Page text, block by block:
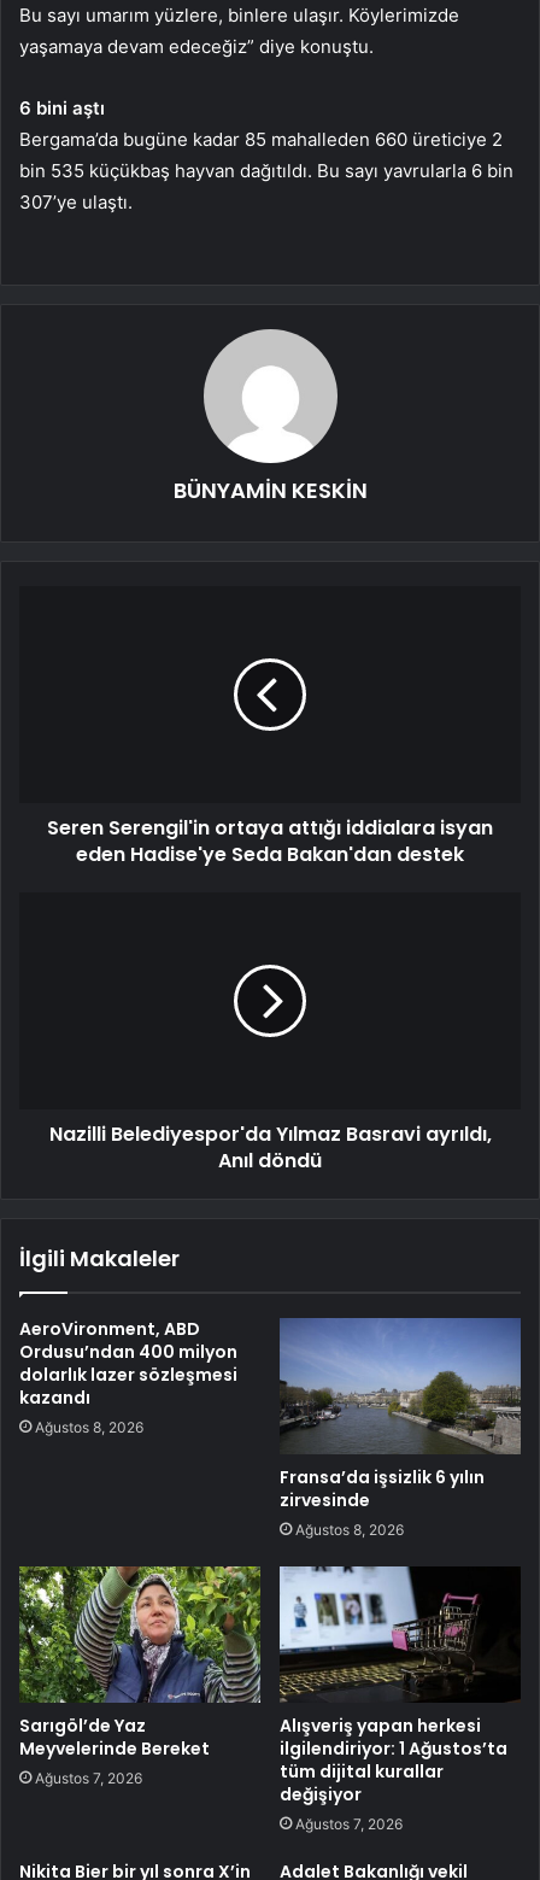
Bu sayı umarım yüzlere, binlere ulaşır. Köylerimizde
yaşamaya devam edeceğiz” diye konuştu.
6 bini aştı
Bergama’da bugüne kadar 85 mahalleden 660 üreticiye 2
bin 535 küçükbaş hayvan dağıtıldı. Bu sayı yavrularla 6 bin
307’ye ulaştı.
BÜNYAMİN KESKİN
Seren Serengil'in ortaya attığı iddialara isyan
eden Hadise'ye Seda Bakan'dan destek
Nazilli Belediyespor'da Yılmaz Basravi ayrıldı,
Anıl döndü
İlgili Makaleler
AeroVironment, ABD
Ordusu’ndan 400 milyon
dolarlık lazer sözleşmesi
kazandı
Ağustos 8, 2026
Fransa’da işsizlik 6 yılın
zirvesinde
Ağustos 8, 2026
Sarıgöl’de Yaz
Meyvelerinde Bereket
Ağustos 7, 2026
Alışveriş yapan herkesi
ilgilendiriyor: 1 Ağustos’ta
tüm dijital kurallar
değişiyor
Ağustos 7, 2026
Nikita Bier bir yıl sonra X’in Adalet Bakanlığı vekil